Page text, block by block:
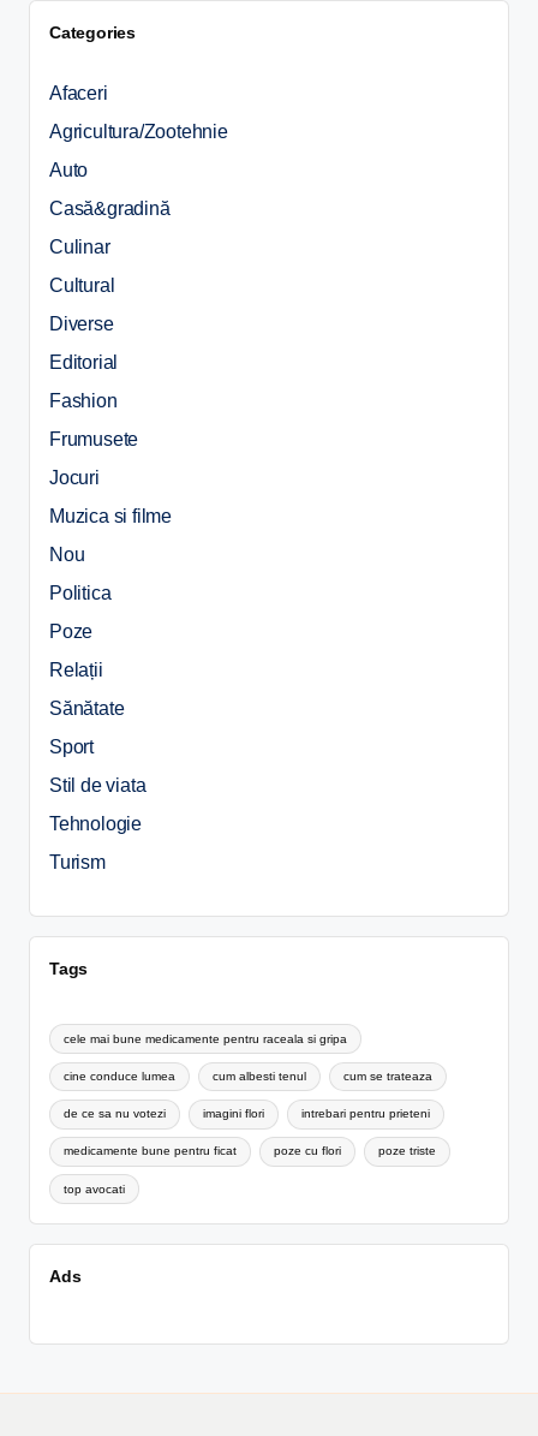
Categories
Afaceri
Agricultura/Zootehnie
Auto
Casă&gradină
Culinar
Cultural
Diverse
Editorial
Fashion
Frumusete
Jocuri
Muzica si filme
Nou
Politica
Poze
Relații
Sănătate
Sport
Stil de viata
Tehnologie
Turism
Tags
cele mai bune medicamente pentru raceala si gripa
cine conduce lumea cum albesti tenul cum se trateaza
de ce sa nu votezi imagini flori intrebari pentru prieteni
medicamente bune pentru ficat poze cu flori poze triste
top avocati
Ads